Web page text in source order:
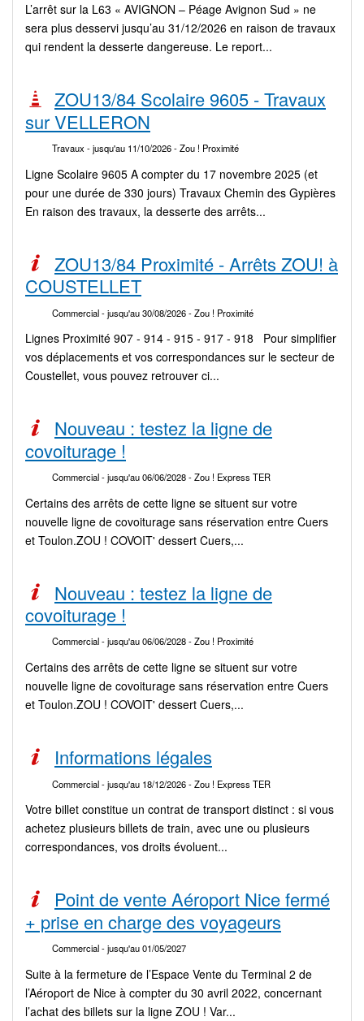
L’arrêt sur la L63 « AVIGNON – Péage Avignon Sud » ne
sera plus desservi jusqu’au 31/12/2026 en raison de travaux
qui rendent la desserte dangereuse. Le report...
ZOU13/84 Scolaire 9605 - Travaux
sur VELLERON
Travaux - jusqu'au 11/10/2026- Zou ! Proximité
Ligne Scolaire 9605 A compter du 17 novembre 2025 (et
pour une durée de 330 jours) Travaux Chemin des Gypières
En raison des travaux, la desserte des arrêts...
ZOU13/84 Proximité - Arrêts ZOU! à
COUSTELLET
Commercial- jusqu'au 30/08/2026- Zou ! Proximité
Lignes Proximité 907 - 914 - 915 - 917 - 918 Pour simplifier
vos déplacements et vos correspondances sur le secteur de
Coustellet, vous pouvez retrouver ci...
Nouveau : testez la ligne de
covoiturage !
Commercial- jusqu'au 06/06/2028- Zou ! Express TER
Certains des arrêts de cette ligne se situent sur votre
nouvelle ligne de covoiturage sans réservation entre Cuers
et Toulon.ZOU ! COVOIT' dessert Cuers,...
Nouveau : testez la ligne de
covoiturage !
Commercial- jusqu'au 06/06/2028- Zou ! Proximité
Certains des arrêts de cette ligne se situent sur votre
nouvelle ligne de covoiturage sans réservation entre Cuers
et Toulon.ZOU ! COVOIT' dessert Cuers,...
Informations légales
Commercial- jusqu'au 18/12/2026- Zou ! Express TER
Votre billet constitue un contrat de transport distinct : si vous
achetez plusieurs billets de train, avec une ou plusieurs
correspondances, vos droits évoluent...
Point de vente Aéroport Nice fermé
+ prise en charge des voyageurs
Commercial- jusqu'au 01/05/2027
Suite à la fermeture de l’Espace Vente du Terminal 2 de
l’Aéroport de Nice à compter du 30 avril 2022, concernant
l’achat des billets sur la ligne ZOU ! Var...